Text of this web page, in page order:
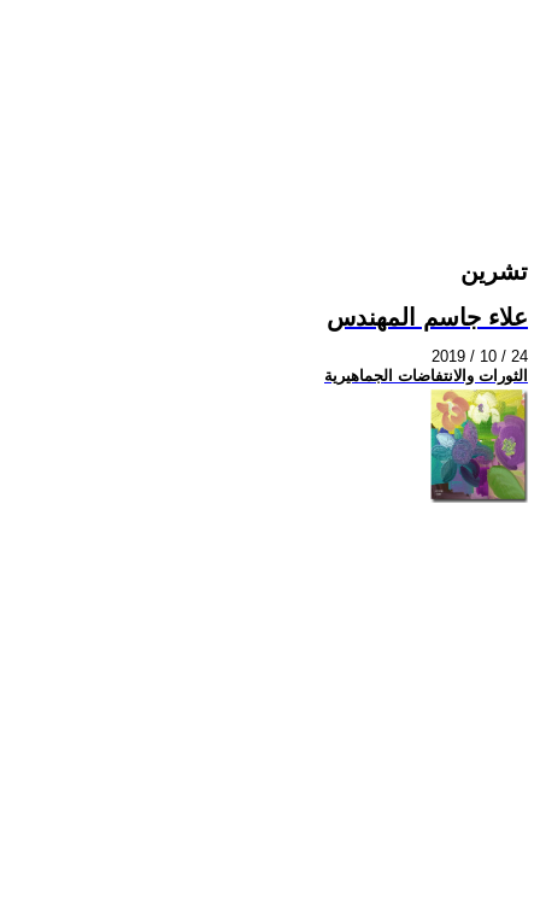
تشرين
علاء جاسم المهندس
2019 / 10 / 24
الثورات والانتفاضات الجماهيرية